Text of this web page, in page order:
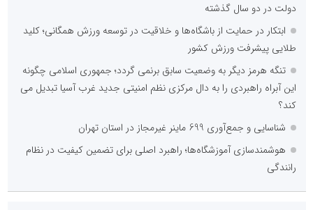
دولت در دو سال گذشته
ابتکار در حمایت از باشگاه‌ها و خلاقیت در توسعه ورزش همگانی؛ کلید
طلایی پیشرفت ورزش کشور
تنگه هرمز دیگر به وضعیت سابق برنمی گردد؛ جمهوری اسلامی چگونه
این آبراه راهبردی را به دال مرکزی نظم امنیتی جدید غرب آسیا تبدیل می
کند؟
شناسایی و جمع‌آوری 699 ماینر غیرمجاز در استان تهران
هوشمندسازی آموزشگاه‌ها؛ راهبرد اصلی برای تضمین کیفیت در نظام
رانندگی